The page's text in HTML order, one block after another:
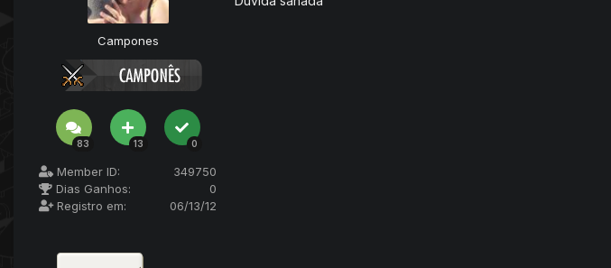
Campones
83 13 0
Member ID:
349750
Dias Ganhos:
0
Registro em:
06/13/12